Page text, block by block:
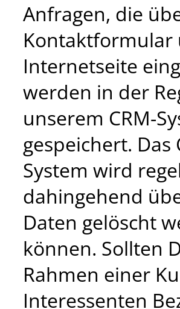
Anfragen, die
Kontaktformular
Internetseite
werden in der
unserem CRM-
gespeichert. Das
System wird
dahingehend
Daten gelöscht
können. Sollten
Rahmen einer
Interessenten